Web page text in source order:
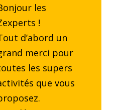
les
!
d’abord un
merci pour
les supers
que vous